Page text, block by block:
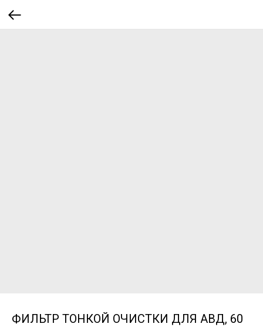
ФИЛЬТР ТОНКОЙ ОЧИСТКИ ДЛЯ АВД, 60